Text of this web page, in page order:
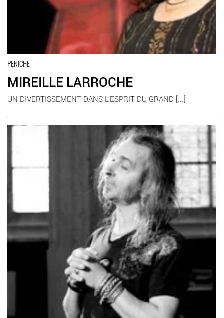
PENICHE
MIREILLE LARROCHE
UN DIVERTISSEMENT DANS L’ESPRIT DU GRAND [...]
En savoir plus